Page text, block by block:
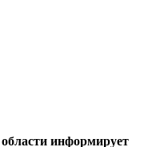
информирует